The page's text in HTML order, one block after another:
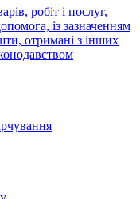
робіт і послуг,
із зазначенням
отримані з інших